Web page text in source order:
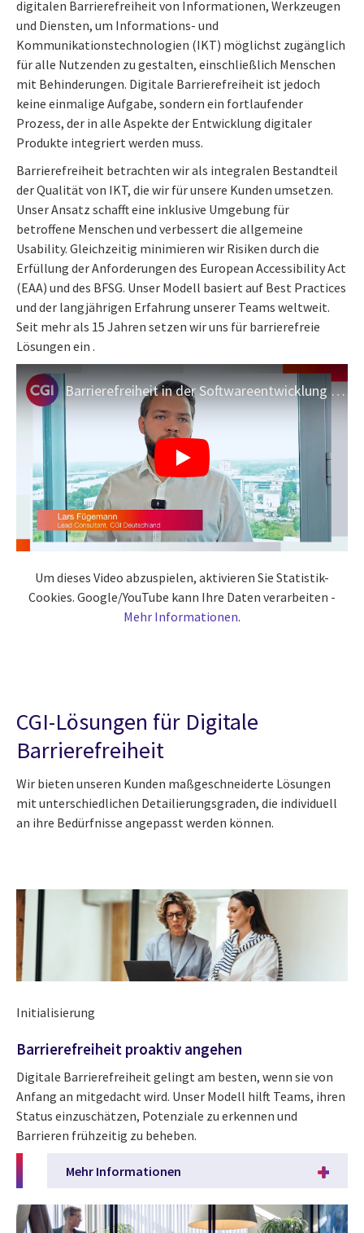
digitalen Barrierefreiheit von Informationen, Werkzeugen
und Diensten, um Informations- und
Kommunikationstechnologien (IKT) möglichst zugänglich
für alle Nutzenden zu gestalten, einschließlich Menschen
mit Behinderungen. Digitale Barrierefreiheit ist jedoch
keine einmalige Aufgabe, sondern ein fortlaufender
Prozess, der in alle Aspekte der Entwicklung digitaler
Produkte integriert werden muss.
Barrierefreiheit betrachten wir als integralen Bestandteil
der Qualität von IKT, die wir für unsere Kunden umsetzen.
Unser Ansatz schafft eine inklusive Umgebung für
betroffene Menschen und verbessert die allgemeine
Usability. Gleichzeitig minimieren wir Risiken durch die
Erfüllung der Anforderungen des European Accessibility Act
(EAA) und des BFSG. Unser Modell basiert auf Best Practices
und der langjährigen Erfahrung unserer Teams weltweit.
Seit mehr als 15 Jahren setzen wir uns für barrierefreie
Lösungen ein .
Barrierefreiheit in der Softwareentwicklung – Tipps vom CGI Experten Lars Fügemann
Um dieses Video abzuspielen, aktivieren Sie Statistik-
Cookies. Google/YouTube kann Ihre Daten verarbeiten -
Mehr Informationen.
CGI-Lösungen für Digitale
Barrierefreiheit
Wir bieten unseren Kunden maßgeschneiderte Lösungen
mit unterschiedlichen Detailierungsgraden, die individuell
an ihre Bedürfnisse angepasst werden können.
Initialisierung
Barrierefreiheit proaktiv angehen
Digitale Barrierefreiheit gelingt am besten, wenn sie von
Anfang an mitgedacht wird. Unser Modell hilft Teams, ihren
Status einzuschätzen, Potenziale zu erkennen und
Barrieren frühzeitig zu beheben.
Mehr Informationen